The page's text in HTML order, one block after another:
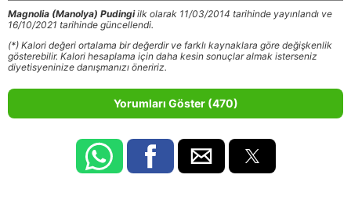
Magnolia (Manolya) Pudingiilk olarak 11/03/2014 tarihinde yayınlandı ve
16/10/2021 tarihinde güncellendi.
(*) Kalori değeri ortalama bir değerdir ve farklı kaynaklara göre değişkenlik
gösterebilir. Kalori hesaplama için daha kesin sonuçlar almak isterseniz
diyetisyeninize danışmanızı öneririz.
Yorumları Göster (470)